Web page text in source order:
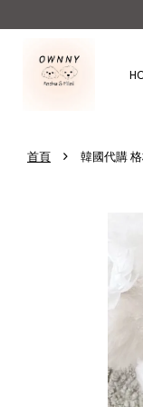
首頁 › 韓國代購